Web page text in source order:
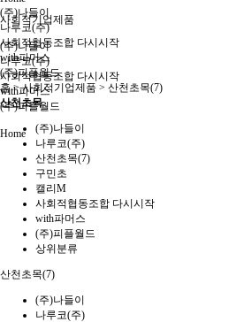
사회적기업제품
(주)나들이
나루코(주)
사회적협동조합 다시시작
with파머스
(주)피플월드
Home
(주)나들이
나루코(주)
사회적협동조합 다시시작
with파머스
(주)피플월드
홈 >사회적기업제품 > 산천초목(7)
산천초목
(주)나들이
나루코(주)
산천초목(7)
구민초
캘리M
사회적협동조합 다시시작
with파머스
(주)피플월드
상위분류
산천초목(7)
(주)나들이
나루코(주)